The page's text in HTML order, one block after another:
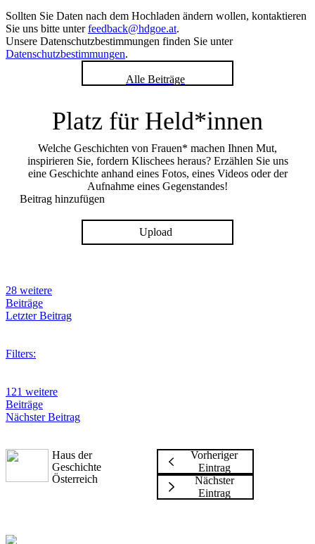
Sollten Sie Daten nach dem Hochladen ändern wollen, kontaktieren
Sie uns bitte unterfeedback@hdgoe.at.
Unsere Datenschutzbestimmungen finden Sie unter
Datenschutzbestimmungen.
Alle Beiträge
Platz für Held*innen
Welche Geschichten von Frauen* machen Ihnen Mut,
inspirieren Sie, fordern Klischees heraus? Erzählen Sie uns
eine Geschichte anhand eines Fotos, eines Videos oder der
Aufnahme eines Gegenstandes!
Beitrag hinzufügen
Upload
28 weitere
Beiträge
Letzter Beitrag
Filters:
121 weitere
Beiträge
Nächster Beitrag
Haus der
Geschichte
Österreich
Vorheriger
Eintrag
Nächster
Eintrag